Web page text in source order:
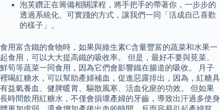
泡芙鑽正在籌備相關課程，將手把手的帶著你，一步步的
透過系統化、可實踐的方式，讓我們一同「活成自己喜歡
的樣子」。
食用富含鐵的食物時，如果與維生素C含量豐富的蔬菜和水果一
起食用，可以大大提高鐵的吸收率。 但是，最好不要與莧菜、
鮮筍等蔬菜一同食用，因為它們會影響鐵在腸道的吸收。 月子
裡喝紅糖水，可以幫助產婦補血，促進惡露排出，因為，紅糖具
有益氣養血、健脾暖胃、驅散風寒、活血化瘀的功效。 但如果
長時間飲用紅糖水，不僅會損壞產婦的牙齒，導致出汗過多使身